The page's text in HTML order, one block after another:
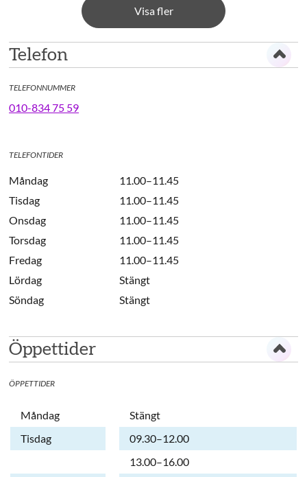
Visa fler
Telefon
TELEFONNUMMER
010-834 75 59
TELEFONTIDER
Måndag
11.00–11.45
Tisdag
11.00–11.45
Onsdag
11.00–11.45
Torsdag
11.00–11.45
Fredag
11.00–11.45
Lördag
Stängt
Söndag
Stängt
Öppettider
ÖPPETTIDER
Dag
Öppettider
Kommentarer
Måndag
Stängt
Tisdag
09.30–12.00
13.00–16.00